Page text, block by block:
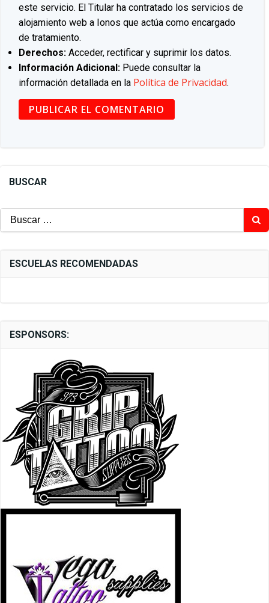
este servicio. El Titular ha contratado los servicios de
alojamiento web a Ionos que actúa como encargado
de tratamiento.
Derechos: Acceder, rectificar y suprimir los datos.
Información Adicional: Puede consultar la
información detallada en la Política de Privacidad.
BUSCAR
Buscar:
ESCUELAS RECOMENDADAS
ESPONSORS: